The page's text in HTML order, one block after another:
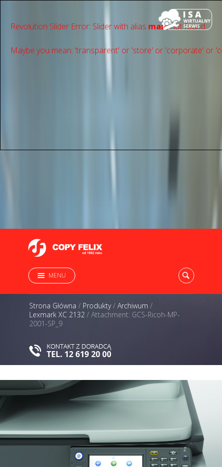
Revolution Slider Error: Slider with alias mainnot found.
Maybe you mean: 'transparent' or 'store' or 'сorporate' or
MENU
Strona Główna / Produkty/ Archiwum /
Lexmark XC 2132 / Attachment: GCS-Ricoh-MP-
2001-SP_9